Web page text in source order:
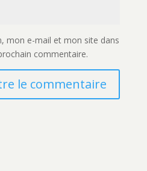
mon e-mail et mon site dans
commentaire.
le commentaire